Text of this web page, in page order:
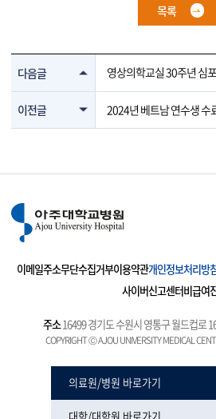
목록
다음글 영상의학교실 30주년 심
이전글 2024년 베트남 연수생 수
이메일주소무단수집거부이용약관개인정보처리방
사이버신고센터비급여
주소16499 경기도 수원시 영통구 월드컵로
COPYRIGHT Ⓒ AJOU UNIVERSITY MEDICAL
의료원/병원 바로가기